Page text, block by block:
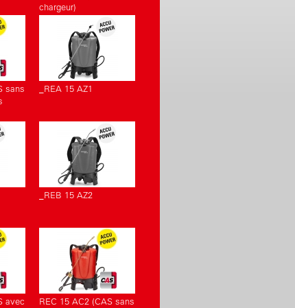
chargeur)
sans
_REA 15 AZ1
_REB 15 AZ2
avec
REC 15 AC2 (CAS sans